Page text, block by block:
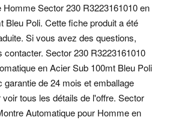
Homme Sector 230 R3223161010 en
Bleu Poli. Cette fiche produit a été
Si vous avez des questions,
contacter. Sector 230 R3223161010
en Acier Sub 100mt Bleu Poli
garantie de 24 mois et emballage
tous les détails de l'offre. Sector
Automatique pour Homme en